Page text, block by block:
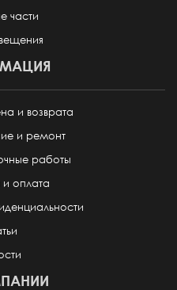
части
и возврата
и ремонт
работы
оплата